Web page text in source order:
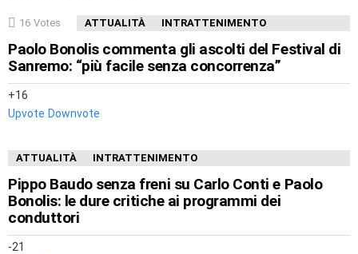
16 Votes ATTUALITÀ INTRATTENIMENTO
Paolo Bonolis commenta gli ascolti del Festival di
Sanremo: “più facile senza concorrenza”
16
Upvote Downvote
ATTUALITÀ INTRATTENIMENTO
Pippo Baudo senza freni su Carlo Conti e Paolo
Bonolis: le dure critiche ai programmi dei
conduttori
-21